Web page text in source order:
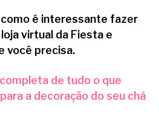
é interessante fazer
virtual da Fiesta e
você precisa.
de tudo o que
para a decoração do seu chá